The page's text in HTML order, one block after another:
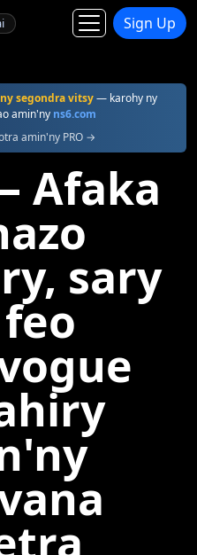
Sign Up
segondra vitsy— karohy ny
amin'ny ns6.com
amin'ny PRO →
Afaka
sary